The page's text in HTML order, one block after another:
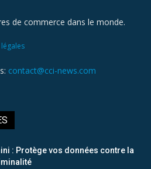
de commerce dans le monde.
contact@cci-news.com
: Protège vos données contre la